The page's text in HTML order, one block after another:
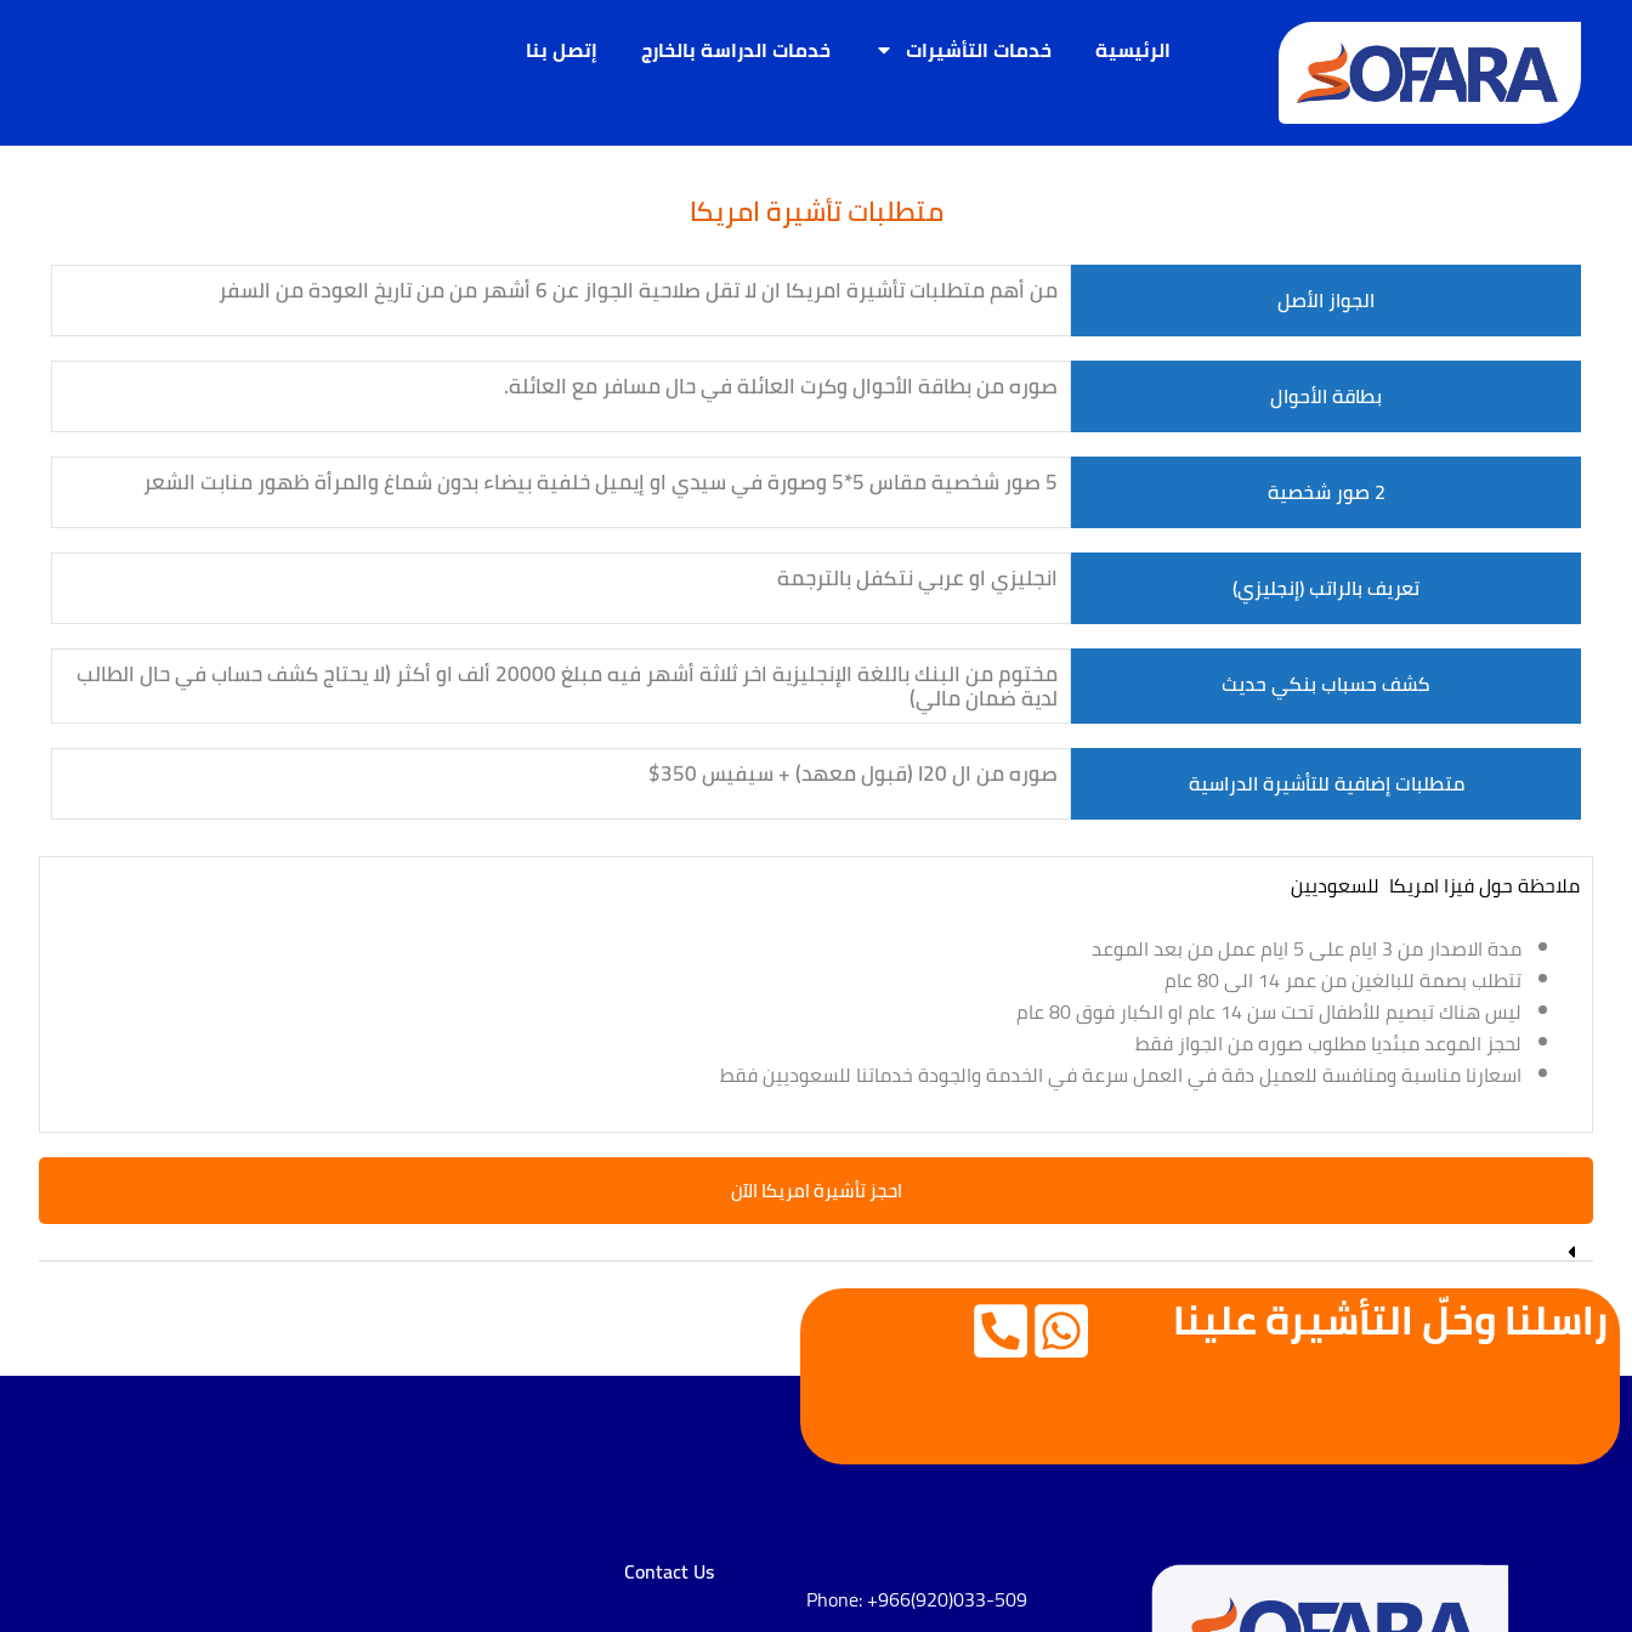
المحتوى
الرئيسية خدمات التأشيرات خدمات الدراسة بالخارج إتصل بنا
متطلبات تأشيرة امريكا
الجواز الأصل من أهم متطلبات تأشيرة امريكا ان لا تقل صلاحية الجواز عن 6 أشهر من من تاريخ العودة من السفر
بطاقة الأحوال صوره من بطاقة الأحوال وكرت العائلة في حال مسافر مع العائلة.
2 صور شخصية 5 صور شخصية مقاس 5*5 وصورة في سيدي او إيميل خلفية بيضاء بدون شماغ والمرأة ظهور منابت الشعر
تعريف بالراتب (إنجليزي) انجليزي او عربي نتكفل بالترجمة
كشف حسباب بنكي حديث مختوم من البنك باللغة الإنجليزية اخر ثلاثة أشهر فيه مبلغ 20000 ألف او أكثر (لا يحتاج كشف حساب في حال الطالب
لدية ضمان مالي)
متطلبات إضافية للتأشيرة الدراسية صوره من ال I20 (قبول معهد) + سيفيس 350$
ملاحظة حولفيزا امريكا للسعوديين
مدة الاصدار من 3 ايام على 5 ايام عمل من بعد الموعد
تتطلب بصمة للبالغين من عمر 14 الى 80 عام
ليس هناك تبصيم للأطفال تحت سن 14 عام او الكبار فوق 80 عام
لحجز الموعد مبئديا مطلوب صوره من الجواز فقط
اسعارنا مناسبة ومنافسة للعميل دقة في العمل سرعة في الخدمة والجودة خدماتنا للسعوديين فقط
احجز تأشيرة امريكا الآن
راسلنا وخلّ التأشيرة علينا
Contact Us
Phone: +966(920)033-509